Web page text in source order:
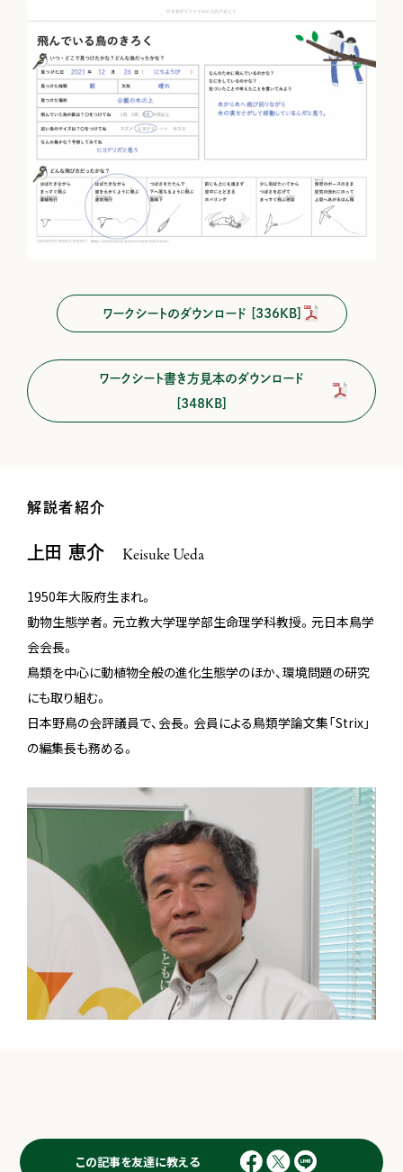
ワークシートのダウンロード [336KB]
ワークシート書き方見本のダウンロード
[348KB]
解説者紹介
上田 恵介 Keisuke Ueda
1950年大阪府生まれ。
動物生態学者。元立教大学理学部生命理学科教授。元日本鳥学
会会長。
鳥類を中心に動植物全般の進化生態学のほか、環境問題の研究
にも取り組む。
日本野鳥の会評議員で、会長。会員による鳥類学論文集「Strix」
の編集長も務める。
この記事を友達に教える